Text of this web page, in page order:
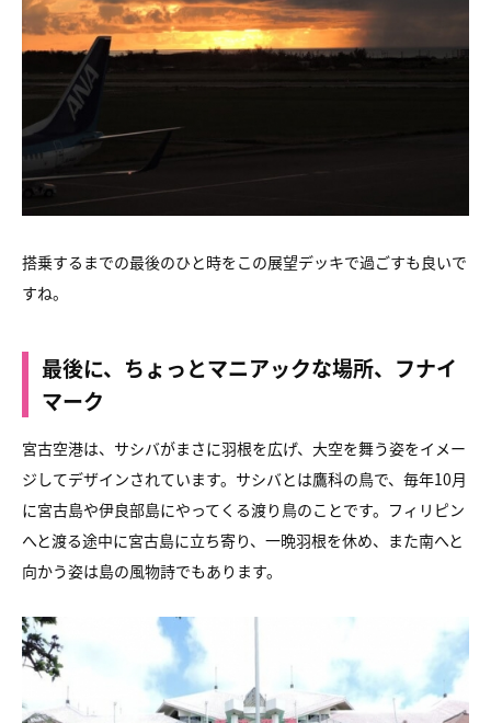
搭乗するまでの最後のひと時をこの展望デッキで過ごすも良いで
すね。
最後に、ちょっとマニアックな場所、フナイ
マーク
宮古空港は、サシバがまさに羽根を広げ、大空を舞う姿をイメー
ジしてデザインされています。サシバとは鷹科の鳥で、毎年10月
に宮古島や伊良部島にやってくる渡り鳥のことです。フィリピン
へと渡る途中に宮古島に立ち寄り、一晩羽根を休め、また南へと
向かう姿は島の風物詩でもあります。